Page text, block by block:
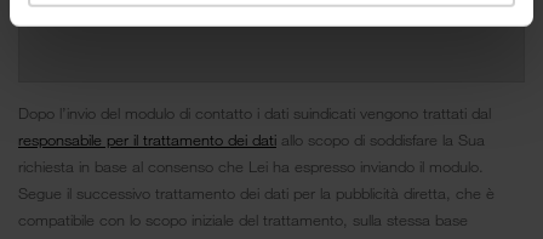
Dopo l’invio del modulo di contatto i dati suindicati vengono trattati dal
responsabile per il trattamento dei dati allo scopo di soddisfare la Sua
richiesta in base al consenso che Lei ha espresso inviando il modulo.
Segue il successivo trattamento dei dati per la pubblicità diretta, che è
compatibile con lo scopo iniziale del trattamento, sulla stessa base